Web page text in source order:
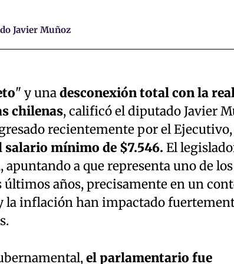
Javier Muñoz
" y unadesconexión total con la
chilenas, calificó el diputado Javier
recientemente por el Ejecutivo,
mínimo de $7.546. El
a que representa uno de los
últimos años, precisamente en un
la inflación han impactado
el parlamentario fue